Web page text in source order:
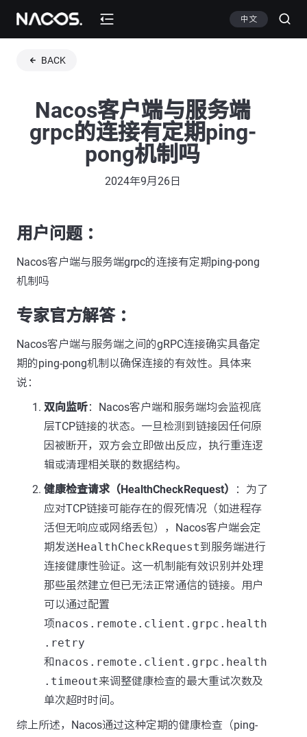
中文
BACK
Nacos客户端与服务端
grpc的连接有定期ping-
pong机制吗
2024年9月26日
用户问题 ：
Nacos客户端与服务端grpc的连接有定期ping-pong
机制吗
专家官方解答 ：
Nacos客户端与服务端之间的gRPC连接确实具备定
期的ping-pong机制以确保连接的有效性。具体来
说：
双向监听：Nacos客户端和服务端均会监视底
层TCP链接的状态。一旦检测到链接因任何原
因被断开，双方会立即做出反应，执行重连逻
辑或清理相关联的数据结构。
健康检查请求（HealthCheckRequest）
：为了
应对TCP链接可能存在的假死情况（如进程存
活但无响应或网络丢包），Nacos客户端会定
期发送HealthCheckRequest到服务端进行
连接健康性验证。这一机制能有效识别并处理
那些虽然建立但已无法正常通信的链接。用户
可以通过配置
项nacos.remote.client.grpc.health
.retry
和nacos.remote.client.grpc.health
.timeout来调整健康检查的最大重试次数及
单次超时时间。
综上所述，Nacos通过这种定期的健康检查（ping-